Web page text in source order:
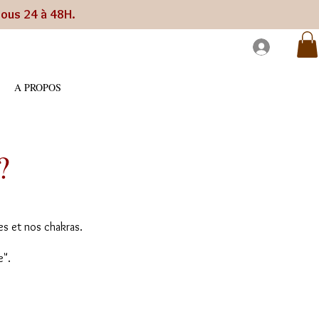
24 à 48H.
A PROPOS
et nos chakras.